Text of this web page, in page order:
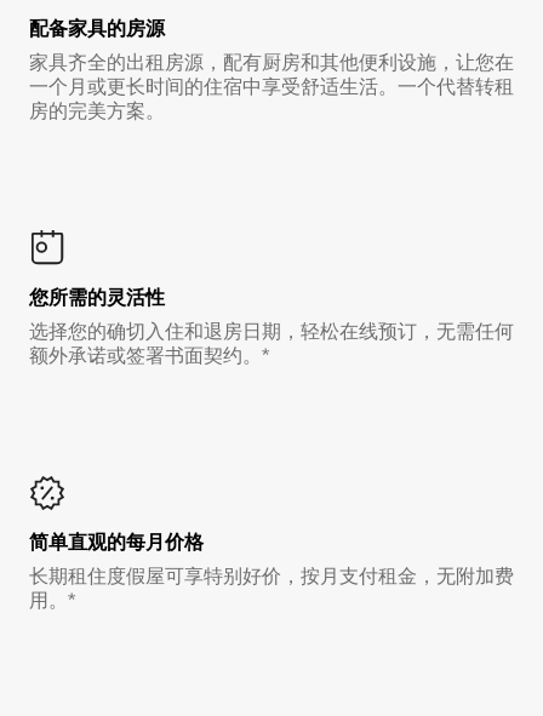
配备家具的房源
家具齐全的出租房源，配有厨房和其他便利设施，让您在
一个月或更长时间的住宿中享受舒适生活。一个代替转租
房的完美方案。
您所需的灵活性
选择您的确切入住和退房日期，轻松在线预订，无需任何
额外承诺或签署书面契约。*
简单直观的每月价格
长期租住度假屋可享特别好价，按月支付租金，无附加费
用。*